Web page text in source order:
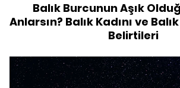
Balık Burcunun Aşık
Anlarsın? Balık Kadını ve
Belirtileri